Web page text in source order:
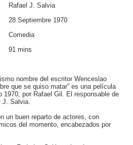
Rafael J. Salvia
28 Septiembre 1970
Comedia
91 mins
nombre del escritor Wenceslao
que se quiso matar” es una película
1970, por Rafael Gil. El responsable de
J. Salvia.
un buen reparto de actores, con
del momento, encabezados por